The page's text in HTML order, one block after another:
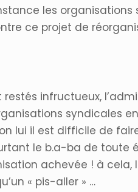
les
ce projet de
restés infructueux,
syndicales
lui il est difficile de
le b.a-ba de toute
achevée ! à
« pis-aller » …